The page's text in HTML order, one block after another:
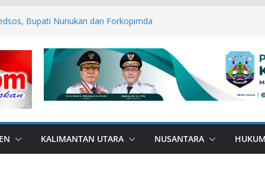
Bupati Nunukan dan Forkopimda
Bullying
ASN Tetap Dibayarkan
RI, Bendera Merah Putih 81 Meter
RI–Malaysia Pulau Sebatik
Kodim 1506/Namlea Bersama Yonif
Ilath
KALIMANTAN UTARA NUSANTARA